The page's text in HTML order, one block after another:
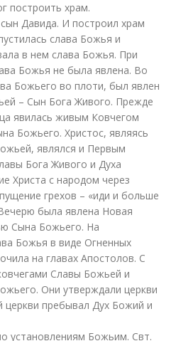
построить храм.
Давида. И построил храм
слава Божья и
в нем слава Божья. При
Божья не была явлена. Во
Божьего во плоти, был явлен
– Сын Бога Живого. Прежде
явилась живым Ковчегом
Божьего. Христос, являясь
являлся и Первым
Бога Живого и Духа
Христа с народом через
грехов – «иди и больше
была явлена Новая
Сына Божьего. На
Божья в виде Огненных
на главах Апостолов. С
Славы Божьей и
Они утверждали церкви
церкви пребывал Дух Божий и
установлениям Божьим. Свт.